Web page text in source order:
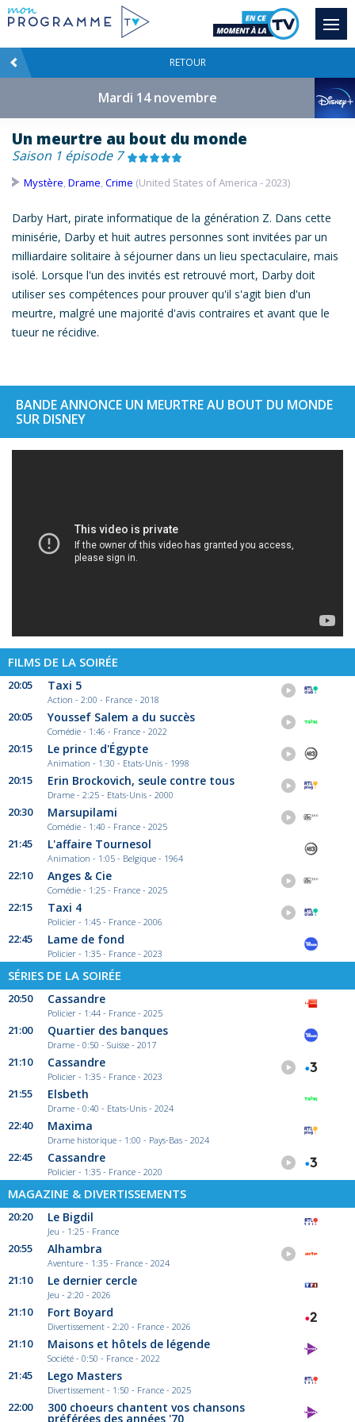
RETOUR
Mardi 14 novembre
Un meurtre au bout du monde
Saison 1 épisode 7
Mystère,Drame,Crime (United States of America - 2023)
Darby Hart, pirate informatique de la génération Z. Dans cette
minisérie, Darby et huit autres personnes sont invitées par un
milliardaire solitaire à séjourner dans un lieu spectaculaire, mais
isolé. Lorsque l'un des invités est retrouvé mort, Darby doit
utiliser ses compétences pour prouver qu'il s'agit bien d'un
meurtre, malgré une majorité d'avis contraires et avant que le
tueur ne récidive.
BANDE ANNONCE UN MEURTRE AU BOUT DU MONDE
SUR DISNEY
FILMS DE LA SOIRÉE
20:05 Taxi 5
Action - 2:00 - France - 2018
20:05 Youssef Salem a du succès
Comédie - 1:46 - France - 2022
20:15 Le prince d'Égypte
Animation - 1:30 - Etats-Unis - 1998
20:15 Erin Brockovich, seule contre tous
Drame - 2:25 - Etats-Unis - 2000
20:30 Marsupilami
Comédie - 1:40 - France - 2025
21:45 L'affaire Tournesol
Animation - 1:05 - Belgique - 1964
22:10 Anges & Cie
Comédie - 1:25 - France - 2025
22:15 Taxi 4
Policier - 1:45 - France - 2006
22:45 Lame de fond
Policier - 1:35 - France - 2023
SÉRIES DE LA SOIRÉE
20:50 Cassandre
Policier - 1:44 - France - 2025
21:00 Quartier des banques
Drame - 0:50 - Suisse - 2017
21:10 Cassandre
Policier - 1:35 - France - 2023
21:55 Elsbeth
Drame - 0:40 - Etats-Unis - 2024
22:40 Maxima
Drame historique - 1:00 - Pays-Bas - 2024
22:45 Cassandre
Policier - 1:35 - France - 2020
MAGAZINE & DIVERTISSEMENTS
20:20 Le Bigdil
Jeu - 1:25 - France
20:55 Alhambra
Aventure - 1:35 - France - 2024
21:10 Le dernier cercle
Jeu - 2:20 - 2026
21:10 Fort Boyard
Divertissement - 2:20 - France - 2026
21:10 Maisons et hôtels de légende
Société - 0:50 - France - 2022
21:45 Lego Masters
Divertissement - 1:50 - France - 2025
22:00 300 choeurs chantent vos chansons
préférées des années '70